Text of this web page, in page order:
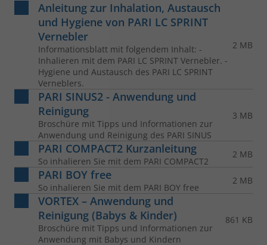
Anleitung zur Inhalation, Austausch
und Hygiene von PARI LC SPRINT
Vernebler
Informationsblatt mit folgendem Inhalt: -
Inhalieren mit dem PARI LC SPRINT Vernebler. -
Hygiene und Austausch des PARI LC SPRINT
Verneblers.
2 MB
PARI SINUS2 - Anwendung und
Reinigung
Broschüre mit Tipps und Informationen zur
Anwendung und Reinigung des PARI SINUS
3 MB
PARI COMPACT2 Kurzanleitung
So inhalieren Sie mit dem PARI COMPACT2
2 MB
PARI BOY free
So inhalieren Sie mit dem PARI BOY free
2 MB
VORTEX – Anwendung und
Reinigung (Babys & Kinder)
Broschüre mit Tipps und Informationen zur
Anwendung mit Babys und Kindern
861 KB